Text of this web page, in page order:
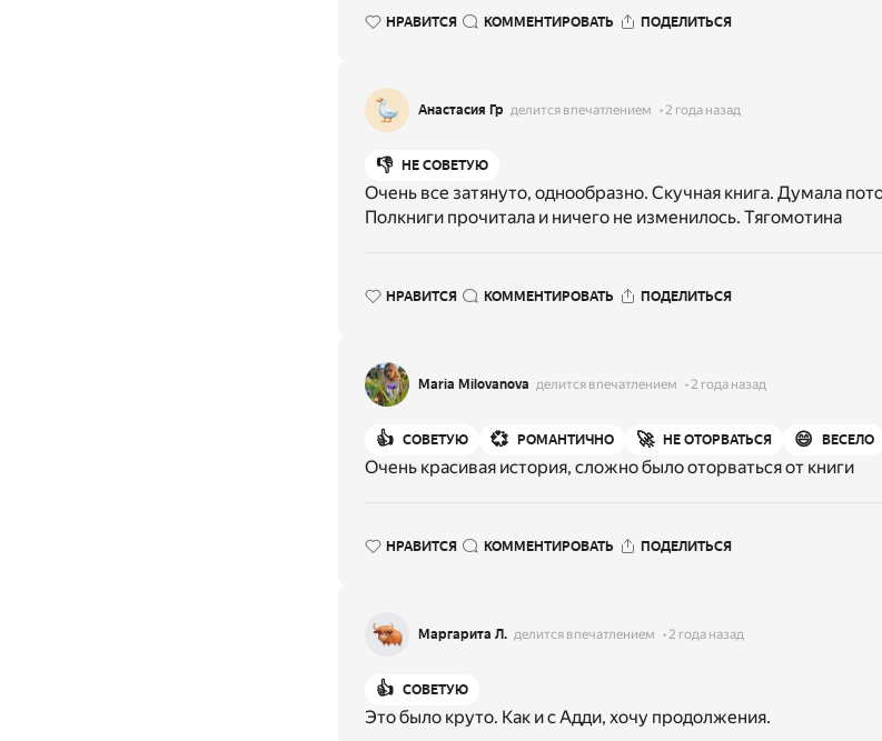
НРАВИТСЯ КОММЕНТИРОВАТЬ ПОДЕЛИТЬСЯ
Анастасия Гр делится впечатлением 2 года назад
👎 НЕ СОВЕТУЮ
Очень все затянуто, однообразно. Скучная книга. Думала
Полкниги прочитала и ничего не изменилось. Тягомотина
НРАВИТСЯ КОММЕНТИРОВАТЬ ПОДЕЛИТЬСЯ
Maria Milovanova делится впечатлением 2 года назад
👍 СОВЕТУЮ 💞 РОМАНТИЧНО 🚀 НЕ ОТОРВАТЬСЯ 😄 ВЕСЕЛО
Очень красивая история, сложно было оторваться от книги
НРАВИТСЯ КОММЕНТИРОВАТЬ ПОДЕЛИТЬСЯ
Маргарита Л. делится впечатлением 2 года назад
👍 СОВЕТУЮ
Это было круто. Как и с Адди, хочу продолжения.